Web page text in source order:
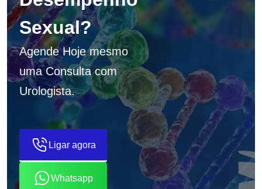
Sexual?
Agende Hoje mesmo
uma Consulta com
Urologista.
Ligar agora
Whatsapp